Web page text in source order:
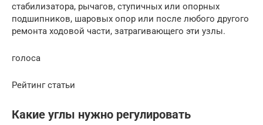
стабилизатора, рычагов, ступичных или опорных
подшипников, шаровых опор или после любого другого
ремонта ходовой части, затрагивающего эти узлы.
голоса
Рейтинг статьи
Какие углы нужно регулировать